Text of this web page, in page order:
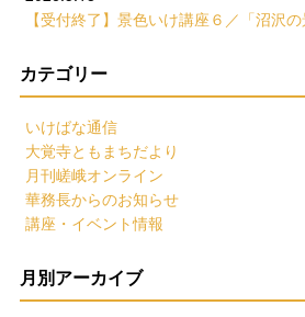
【受付終了】景色いけ講座６／「沼沢
カテゴリー
いけばな通信
大覚寺ともまちだより
月刊嵯峨オンライン
華務長からのお知らせ
講座・イベント情報
月別アーカイブ